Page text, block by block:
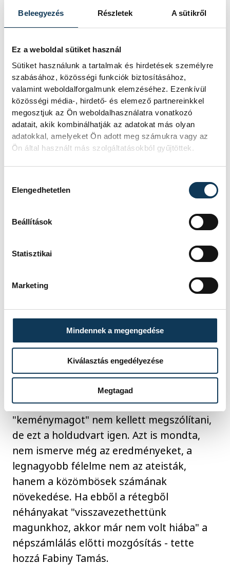
Beleegyezés Részletek A sütikről
Ez a weboldal sütiket használ
Sütiket használunk a tartalmak és hirdetések személyre
szabásához, közösségi funkciók biztosításához,
valamint weboldalforgalmunk elemzéséhez. Ezenkívül
közösségi média-, hirdető- és elemező partnereinkkel
megosztjuk az Ön weboldalhasználatra vonatkozó
adatait, akik kombinálhatják az adatokat más olyan
adatokkal, amelyeket Ön adott meg számukra vagy az
Ön által használt más szolgáltatásokból gyűjtöttek.
Elengedhetetlen
Beállítások
Statisztikai
Marketing
Mindennek a megengedése
Kiválasztás engedélyezése
Megtagad
menekültügyi központot Budapesten, az
Újlipótvárosban, amelyet az
önkormányzat, az ENSZ Menekültügyi
Főbiztossága, az evangélikus egyház és
cégek közös adományaiból és munkájával
alakítottak ki. A korábban a
Józsefvárosban működő központ körül az
elmúlt hónapokban több száz tagú
önkéntes hálózat alakult ki - mondta,
megjegyezve, a menekültek segítésében
részt vesznek a Deák téri Evangélikus
Gimnázium tanulói is.
Az ősszel megtartott népszámlálást
értékelve Fabiny Tamás elmondta, arra
kérték az evangélikus közösségeket,
tudatosítsák magukban, hogy mit jelent
evangélikusnak lenni, és térképezzék fel,
hogy vannak-e a közösség holdudvarában
olyanok, akik bár nem rendszeres
templomjárók, evangélikus hátterűek,
például mert evangélikus iskolába jártak
vagy evangélikusnak keresztelték őket,
esetleg valamelyik hozzátartozójuk egy
evangélikus diakóniai otthonban van.
Hozzátette, az evangélikus
"keménymagot" nem kellett megszólítani,
de ezt a holdudvart igen. Azt is mondta,
nem ismerve még az eredményeket, a
legnagyobb félelme nem az ateisták,
hanem a közömbösek számának
növekedése. Ha ebből a rétegből
néhányakat "visszavezethettünk
magunkhoz, akkor már nem volt hiába" a
népszámlálás előtti mozgósítás - tette
hozzá Fabiny Tamás.